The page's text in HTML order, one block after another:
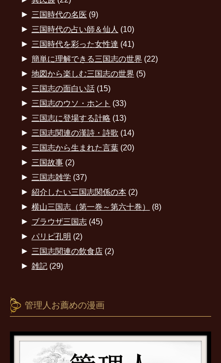
► 三国時代の名医 (9)
► 三国時代の占い師＆仙人 (10)
► 三国時代を彩った女性達 (41)
► 簡単に理解できる三国志の世界 (22)
► 地図から楽しむ三国志の世界 (5)
► 三国志の面白い話(15)
► 三国志のウソ・ホント (33)
► 三国志に登場する計略 (13)
► 三国志関連の漢詩・詩歌 (14)
► 三国志から生まれた言葉(20)
► 三国故事(2)
► 三国志雑学 (37)
► 紹介したい三国志関係の本(2)
► 横山三国志（第一巻～第六十巻） (8)
► ブラウザ三国志(45)
► パリピ孔明 (2)
► 三国志関連の飲食店(2)
► 雑記(29)
管理人お薦めの漫画